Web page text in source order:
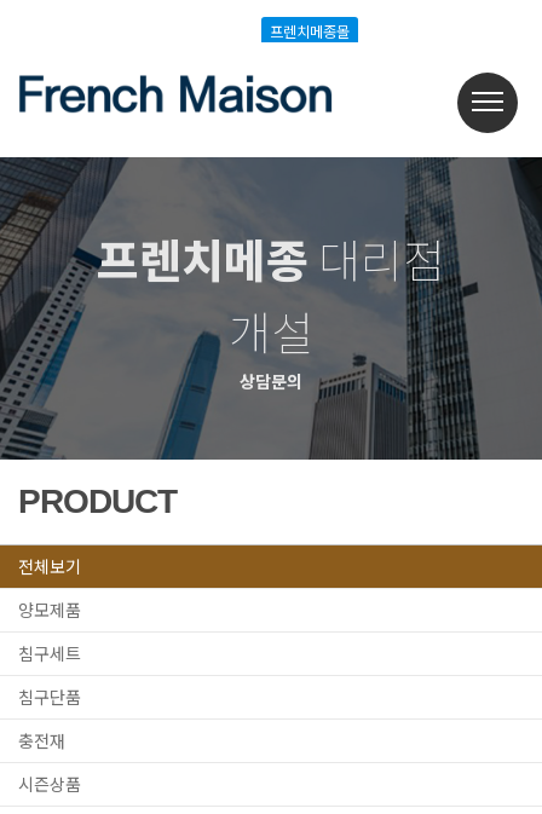
프렌치메종몰
프렌치메종 대리점
개설
상담문의
PRODUCT
전체보기
양모제품
침구세트
침구단품
충전재
시즌상품